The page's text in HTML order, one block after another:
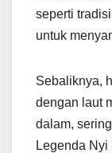
seperti tradisi
untuk
Sebaliknya,
dengan laut
dalam,
Legenda